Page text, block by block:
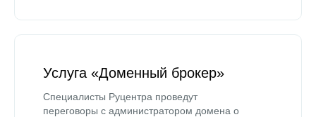
Услуга «Доменный брокер»
Специалисты Руцентра проведут
переговоры с администратором домена о